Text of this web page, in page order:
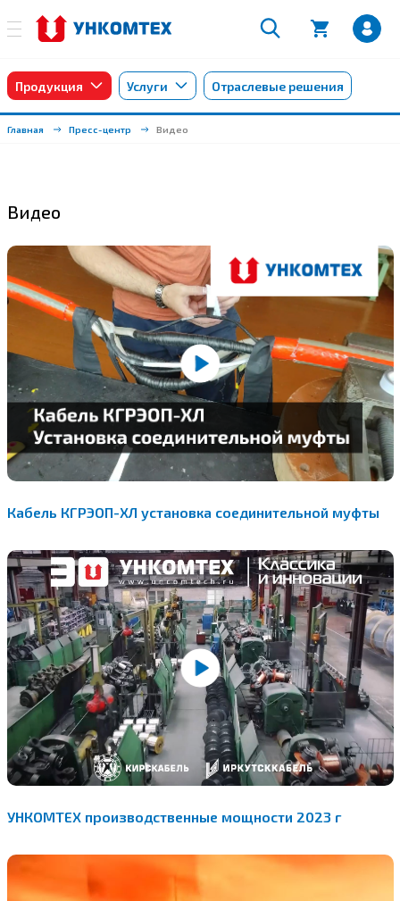
Продукция Услуги Отраслевые решения
Главная Пресс-центр Видео
Видео
Кабель КГРЭОП-ХЛ установка соединительной муфты
УНКОМТЕХ производственные мощности 2023 г